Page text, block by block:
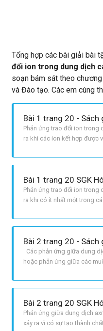
Tổng hợp các bài giải bài
đổi ion trong dung dịch
soạn bám sát theo
và Đào tạo. Các em cùng
Bài 1 trang 20 - Sách
Phản ứng trao đổi ion trong
ra khi các ion kết hợp được
rightarrow AgCl
Bài 1 trang 20 SGK
Phản ứng trao đổi ion trong
ra khi có ít nhất một trong
+ NaCl Ví dụ: Na2CO3 +
Bài 2 trang 20 - Sách
Các phản ứng giữa dung
hoặc phản ứng giữa các
khí CO2.
Bài 2 trang 20 SGK
Phản ứng giữa dung dịch
xảy ra vì có sự tạo thành